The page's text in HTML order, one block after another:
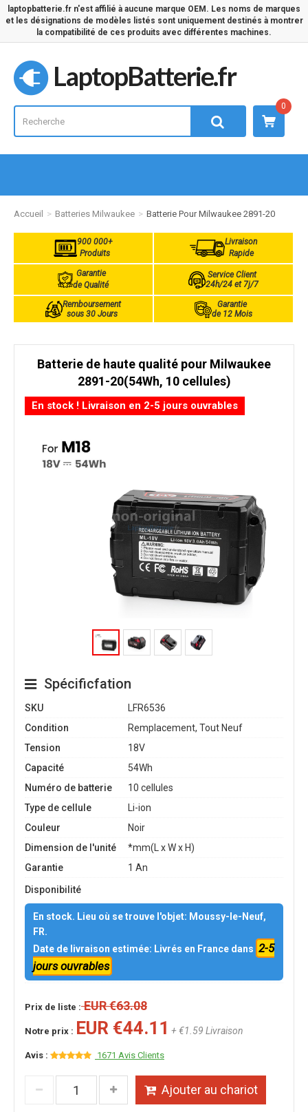
laptopbatterie.fr n'est affilié à aucune marque OEM. Les noms de marques
et les désignations de modèles listés sont uniquement destinés à montrer
la compatibilité de ces produits avec différentes machines.
LaptopBatterie.fr
0
Accueil Batteries Milwaukee Batterie Pour Milwaukee 2891-20
900 000+
Produits
Livraison
Rapide
Garantie
de Qualité
Service Client
24h/24 et 7j/7
Remboursement
sous 30 Jours
Garantie
de 12 Mois
Batterie de haute qualité pour Milwaukee
2891-20(54Wh, 10 cellules)
En stock ! Livraison en 2-5 jours ouvrables
Spécificfation
SKU
LFR6536
Condition
Remplacement, Tout Neuf
Tension
18V
Capacité
54Wh
Numéro de batterie
10 cellules
Type de cellule
Li-ion
Couleur
Noir
Dimension de l'unité
*mm(L x W x H)
Garantie
1 An
Disponibilité
En stock. Lieu où se trouve l'objet: Moussy-le-Neuf,
FR.
Date de livraison estimée: Livrés en France dans 2-5
jours ouvrables
Prix de liste :EUR €63.08
Notre prix : EUR €44.11 + €1.59 Livraison
Avis : 1671 Avis Clients
Ajouter au chariot